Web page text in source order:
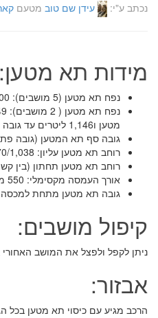
נכתב ע"י: עידן שם טוב מטעם
מידות תא מטען:
נפח תא מטען (5 מושבים): 300 ליטרים
מטען ו1,146 ליטרים עד גובה תקרת הרכב
גובה סף תא המטען (גובה פתח הטענה):
רוחב תא מטען עליון: 770/1,038 מילימטרים
רוחב תא מטען תחתון (בין קשתות
אורך העמסה מקסימלי: 550 מילימטרים
גובה תא מטען מתחת למכסה תא מטען:
קיפול מושבים:
ניתן לקפל ולפצל את המושב האחורי
אבזור:
הרכב מגיע עם כיסוי תא מטען בכל